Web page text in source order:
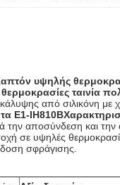
υψηλής
ταινία
από σιλικόνη
E1-IH810B
την αποσύνδεση και την
σε υψηλές
σφράγισης.